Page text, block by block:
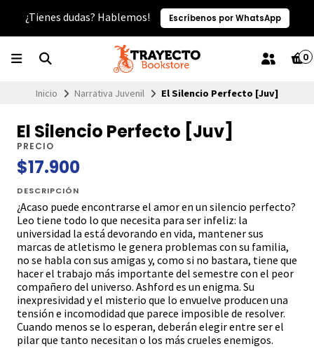
¿Tienes dudas? Hablemos! Escríbenos por WhatsApp
0
Inicio Narrativa Juvenil El Silencio Perfecto [Juv]
El Silencio Perfecto [Juv]
PRECIO
$17.900
DESCRIPCIÓN
¿Acaso puede encontrarse el amor en un silencio perfecto?
Leo tiene todo lo que necesita para ser infeliz: la
universidad la está devorando en vida, mantener sus
marcas de atletismo le genera problemas con su familia,
no se habla con sus amigas y, como si no bastara, tiene que
hacer el trabajo más importante del semestre con el peor
compañero del universo. Ashford es un enigma. Su
inexpresividad y el misterio que lo envuelve producen una
tensión e incomodidad que parece imposible de resolver.
Cuando menos se lo esperan, deberán elegir entre ser el
pilar que tanto necesitan o los más crueles enemigos.